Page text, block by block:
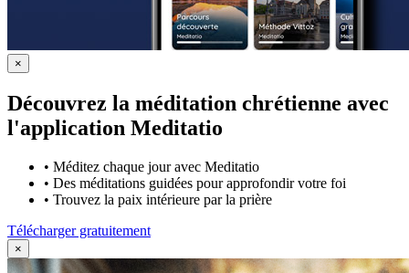
×
Découvrez la méditation chrétienne avec
l'application Meditatio
• Méditez chaque jour avec Meditatio
• Des méditations guidées pour approfondir votre foi
• Trouvez la paix intérieure par la prière
Télécharger gratuitement
×